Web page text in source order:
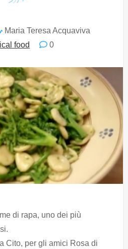
Maria Teresa Acquaviva
food
0
di rapa, uno dei più
Cito, per gli amici Rosa di